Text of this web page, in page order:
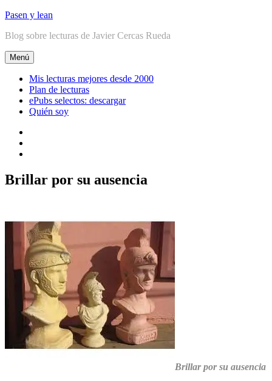
Ir
contenido
Pasen y lean
Blog sobre lecturas de Javier Cercas Rueda
Menú
Mis lecturas mejores desde 2000
Plan de lecturas
ePubs selectos: descargar
Quién soy
Brillar por su ausencia
Brillar por su ausencia